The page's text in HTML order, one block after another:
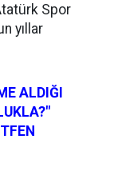
Spor
yıllar
ALDIĞI